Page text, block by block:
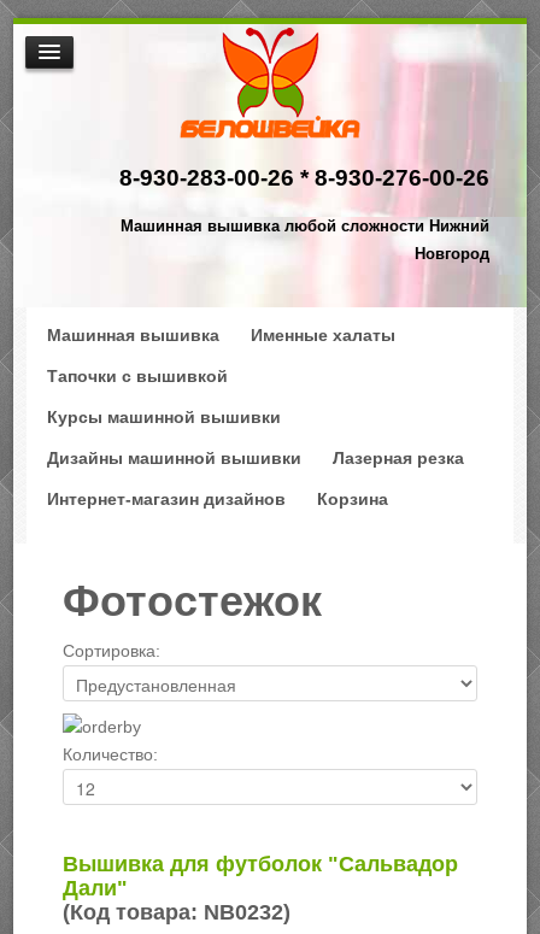
8-930-283-00-26 *8-930-276-00-26
Машинная вышивка любой сложности Нижний
Новгород
МАШИННАЯ ВЫШИВКА
НАША ПРОДУКЦИЯ
$АКЦИИ
Машинная вышивка Именные халаты
Тапочки с вышивкой
Курсы машинной вышивки
Дизайны машинной вышивки Лазерная резка
Интернет-магазин дизайнов Корзина
Фотостежок
Сортировка:
Количество:
Вышивка для футболок "Сальвадор
Дали"
(Код товара: NB0232)